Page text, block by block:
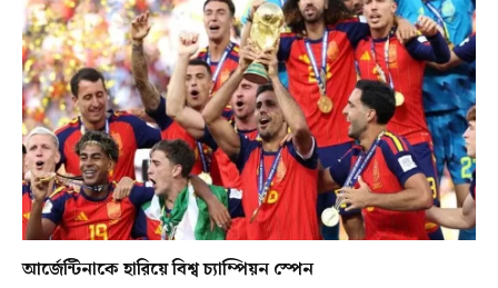
আর্জেন্টিনাকে হারিয়ে বিশ্ব চ্যাম্পিয়ন স্পেন